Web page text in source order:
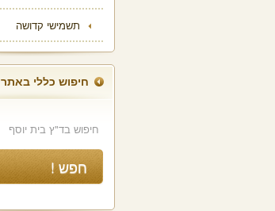
תשמישי קדושה
חיפוש כללי באתר